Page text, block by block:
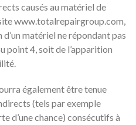
causés au matériel de
site www.totalrepairgroup.com,
matériel ne répondant pas
point 4, soit de l’apparition
également être tenue
(tels par exemple
d’une chance) consécutifs à